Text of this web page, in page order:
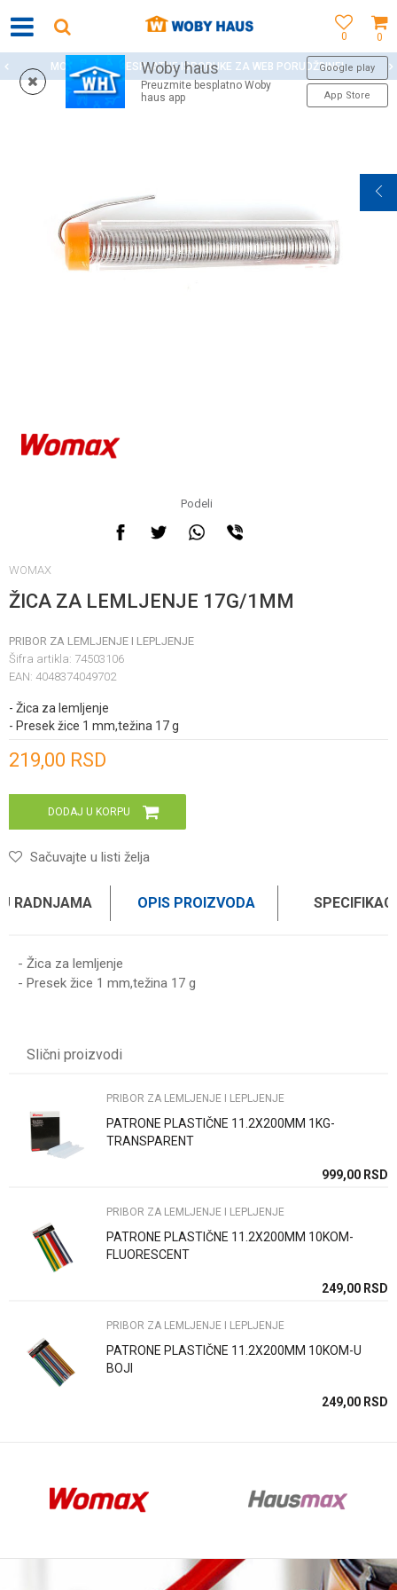
0
0
Woby haus
Preuzmite besplatno Woby
haus app
Google play
App Store
MOGUĆNOST BESPLATNE ISPORUKE ZA WEB PORUDŽBINE!
Podeli
WOMAX
ŽICA ZA LEMLJENJE 17G/1MM
PRIBOR ZA LEMLJENJE I LEPLJENJE
Šifra artikla: 74503106
EAN: 4048374049702
- Žica za lemljenje
- Presek žice 1 mm,težina 17 g
219,00 RSD
DODAJ U KORPU
Sačuvajte u listi želja
RADNJAMA OPIS PROIZVODA
- Žica za lemljenje
- Presek žice 1 mm,težina 17 g
Poruka
Anti-spam zaštita - izračunajte koliko je 2 + 3 :
POŠALJI
Slični proizvodi
PRIBOR ZA LEMLJENJE I LEPLJENJE
PATRONE PLASTIČNE 11.2X200MM 1KG-
TRANSPARENT
999,00 RSD
PRIBOR ZA LEMLJENJE I LEPLJENJE
PATRONE PLASTIČNE 11.2X200MM 10KOM-
FLUORESCENT
249,00 RSD
PRIBOR ZA LEMLJENJE I LEPLJENJE
PATRONE PLASTIČNE 11.2X200MM 10KOM-U
BOJI
249,00 RSD